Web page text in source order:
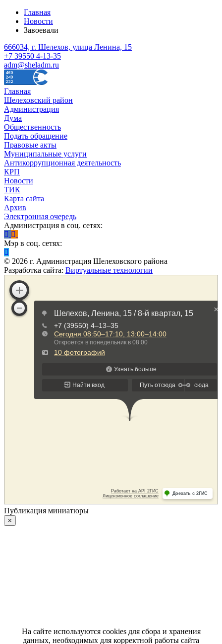
Главная
Новости
Завоевали
666034, г. Шелехов, улица Ленина, 15
+7 39550 4-13-35
adm@sheladm.ru
Главная
Шелеховский район
Администрация
Дума
Общественность
Подать обращение
Правовые акты
Муниципальные услуги
Антикоррупционная деятельность
КРП
Новости
ТИК
Карта сайта
Архив
Электронная очередь
Администрация в соц. сетях:
Мэр в соц. сетях:
© 2026 г. Администрация Шелеховского района
Разработка сайта: Виртуальные технологии
Публикация миниатюры
×
На сайте используются cookies для сбора и хранения
данных, необходимых для корректной работы сайта